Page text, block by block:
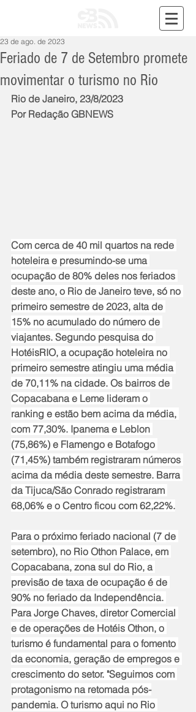
Feriado de 7 de Setembro promete
movimentar o turismo no Rio
23 de ago. de 2023
Rio de Janeiro, 23/8/2023
Por Redação GBNEWS
Com cerca de 40 mil quartos na rede
hoteleira e presumindo-se uma
ocupação de 80% deles nos feriados
deste ano, o Rio de Janeiro teve, só no
primeiro semestre de 2023, alta de
15% no acumulado do número de
viajantes. Segundo pesquisa do
HotéisRIO, a ocupação hoteleira no
primeiro semestre atingiu uma média
de 70,11% na cidade. Os bairros de
Copacabana e Leme lideram o
ranking e estão bem acima da média,
com 77,30%. Ipanema e Leblon
(75,86%) e Flamengo e Botafogo
(71,45%) também registraram números
acima da média deste semestre. Barra
da Tijuca/São Conrado registraram
68,06% e o Centro ficou com 62,22%.
Para o próximo feriado nacional (7 de
setembro), no Rio Othon Palace, em
Copacabana, zona sul do Rio, a
previsão de taxa de ocupação é de
90% no feriado da Independência.
Para Jorge Chaves, diretor Comercial
e de operações de Hotéis Othon, o
turismo é fundamental para o fomento
da economia, geração de empregos e
crescimento do setor. "Seguimos com
protagonismo na retomada pós-
pandemia. O turismo aqui no Rio